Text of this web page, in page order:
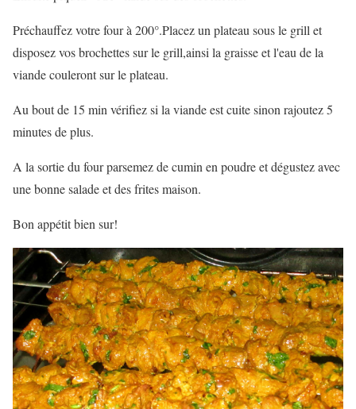
Préchauffez votre four à 200°.Placez un plateau sous le grill et
disposez vos brochettes sur le grill,ainsi la graisse et l'eau de la
viande couleront sur le plateau.
Au bout de 15 min vérifiez si la viande est cuite sinon rajoutez 5
minutes de plus.
A la sortie du four parsemez de cumin en poudre et dégustez avec
une bonne salade et des frites maison.
Bon appétit bien sur!